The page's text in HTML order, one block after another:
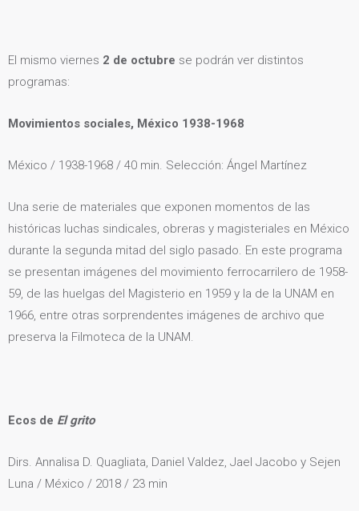
El mismo viernes 2 de octubre se podrán ver distintos
programas:
Movimientos sociales, México 1938-1968
México / 1938-1968 / 40 min. Selección: Ángel Martínez
Una serie de materiales que exponen momentos de las
históricas luchas sindicales, obreras y magisteriales en México
durante la segunda mitad del siglo pasado. En este programa
se presentan imágenes del movimiento ferrocarrilero de 1958-
59, de las huelgas del Magisterio en 1959 y la de la UNAM en
1966, entre otras sorprendentes imágenes de archivo que
preserva la Filmoteca de la UNAM.
Ecos de El grito
Dirs. Annalisa D. Quagliata, Daniel Valdez, Jael Jacobo y Sejen
Luna / México / 2018 / 23 min